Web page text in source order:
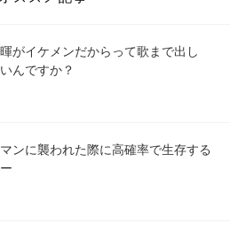
がイケメンだからって歌まで出し
んですか？
ンに襲われた際に高確率で生存する